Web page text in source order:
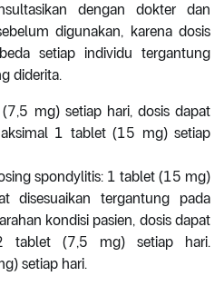
dengan dokter dan
digunakan, karena dosis
setiap individu tergantung
diderita.
mg) setiap hari, dosis dapat
1 tablet (15 mg) setiap
spondylitis: 1 tablet (15 mg)
disesuaikan tergantung pada
kondisi pasien, dosis dapat
tablet (7,5 mg) setiap hari.
setiap hari.